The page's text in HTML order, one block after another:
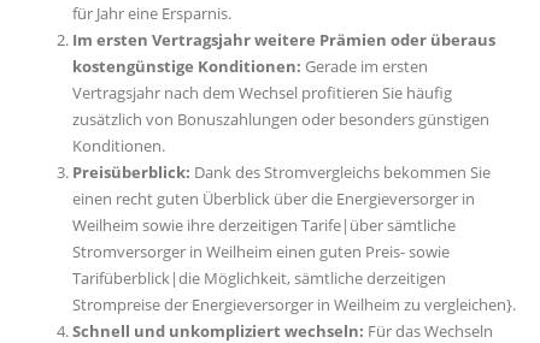
für Jahr eine Ersparnis.
Im ersten Vertragsjahr weitere Prämien oder überaus
kostengünstige Konditionen: Gerade im ersten
Vertragsjahr nach dem Wechsel profitieren Sie häufig
zusätzlich von Bonuszahlungen oder besonders günstigen
Konditionen.
Preisüberblick: Dank des Stromvergleichs bekommen Sie
einen recht guten Überblick über die Energieversorger in
Weilheim sowie ihre derzeitigen Tarife|über sämtliche
Stromversorger in Weilheim einen guten Preis- sowie
Tarifüberblick|die Möglichkeit, sämtliche derzeitigen
Strompreise der Energieversorger in Weilheim zu vergleichen}.
Schnell und unkompliziert wechseln: Für das Wechseln